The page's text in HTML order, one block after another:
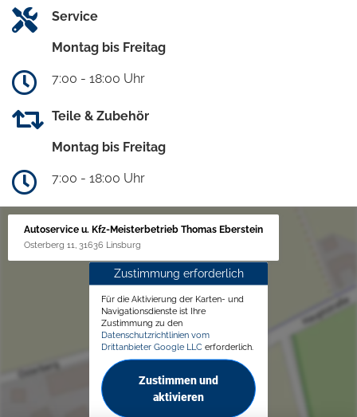
Service
Montag bis Freitag
7:00 - 18:00 Uhr
Teile & Zubehör
Montag bis Freitag
7:00 - 18:00 Uhr
Autoservice u. Kfz-Meisterbetrieb Thomas Eberstein
Osterberg 11, 31636 Linsburg
Zustimmung erforderlich
Für die Aktivierung der Karten- und
Navigationsdienste ist Ihre
Zustimmung zu den
Datenschutzrichtlinien vom
Drittanbieter Google LLC erforderlich.
Zustimmen und
aktivieren